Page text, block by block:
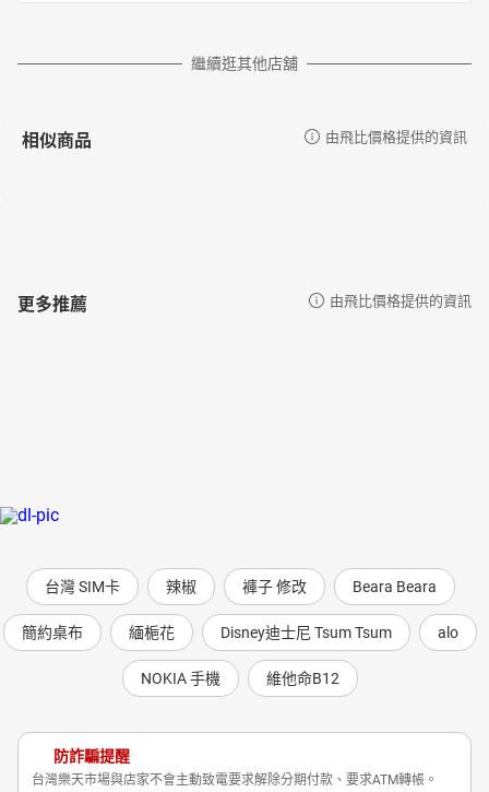
繼續逛其他店舖
相似商品 由飛比價格提供的資訊
更多推薦 由飛比價格提供的資訊
台灣 SIM卡 辣椒 褲子 修改 Beara Beara
簡約桌布 緬梔花 Disney迪士尼 Tsum Tsum alo
NOKIA 手機 維他命B12
防詐騙提醒
台灣樂天市場與店家不會主動致電要求解除分期付款、要求ATM轉帳。